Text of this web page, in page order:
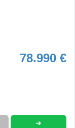
78.990 €
➜